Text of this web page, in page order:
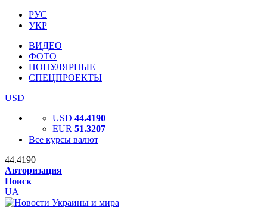
РУС
УКР
ВИДЕО
ФОТО
ПОПУЛЯРНЫЕ
СПЕЦПРОЕКТЫ
USD
USD 44.4190
EUR 51.3207
Все курсы валют
44.4190
Авторизация
Поиск
UA